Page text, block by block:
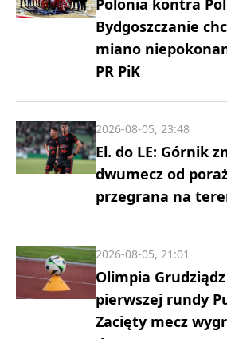
Bydgoszczanie
miano
PR PiK
El. do LE: Górnik
dwumecz od
przegrana na
2026-08-05, 23:48
Olimpia
pierwszej rundy
Zacięty mecz
2026-08-05, 21:01